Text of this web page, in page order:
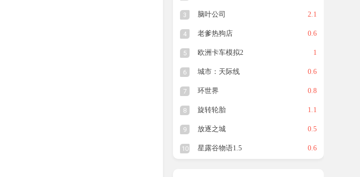
3 脑叶公司 2.1
4 老爹热狗店 0.6
5 欧洲卡车模拟2 1
6 城市：天际线 0.6
7 环世界 0.8
8 旋转轮胎 1.1
9 放逐之城 0.5
10 星露谷物语1.5 0.6